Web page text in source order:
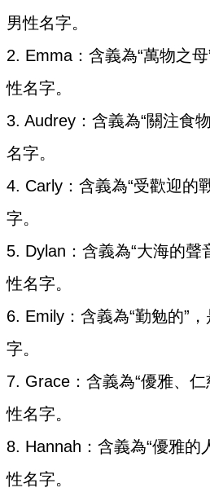
男性名字。
2. Emma：含義為“萬物之
性名字。
3. Audrey：含義為“關注食
名字。
4. Carly：含義為“受歡迎的
字。
5. Dylan：含義為“大海的聲
性名字。
6. Emily：含義為“勤勉的”
字。
7. Grace：含義為“優雅、
性名字。
8. Hannah：含義為“優雅的
性名字。